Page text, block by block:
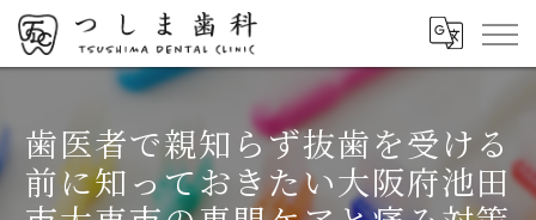
歯医者で親知らず抜歯を受ける
前に知っておきたい大阪府池田